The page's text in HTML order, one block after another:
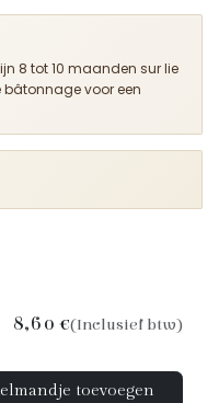
8 tot 10 maanden sur lie
voor een
toevoegen
8,60 €(Inclusief btw)